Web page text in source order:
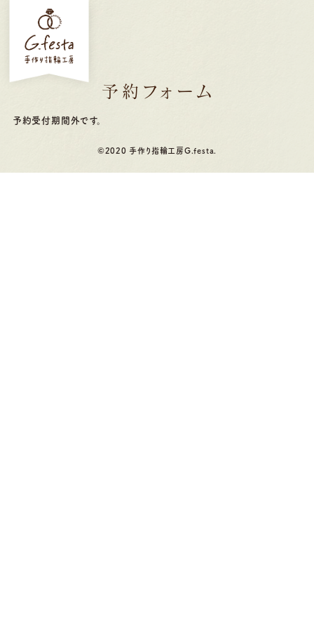
予約フォーム
予約受付期間外です。
©2020 手作り指輪工房G.festa.